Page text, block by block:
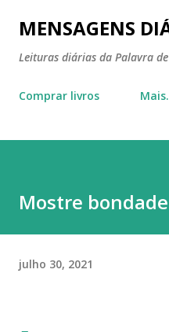
Pular para o
MENSAGENS
Leituras diárias da Palavra de
Comprar livros
Mostre bondade
julho 30, 2021